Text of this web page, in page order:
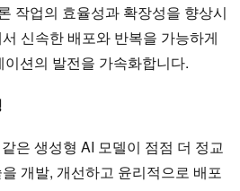
작업의 효율성과 확장성을 향상시
신속한 배포와 반복을 가능하게
션의 발전을 가속화합니다.
은 생성형 AI 모델이 점점 더 정교
개발, 개선하고 윤리적으로 배포